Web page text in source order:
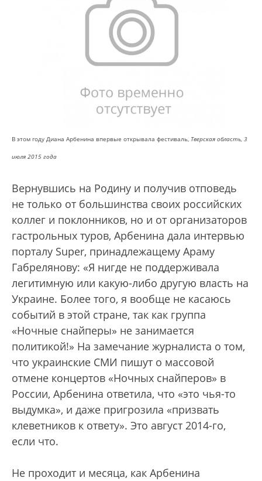
В этом году Диана Арбенина впервые открывала фестиваль, Тверская область, 3
июля 2015 года
Вернувшись на Родину и получив отповедь
не только от большинства своих российских
коллег и поклонников, но и от организаторов
гастрольных туров, Арбенина дала интервью
порталу Super, принадлежащему Араму
Габрелянову: «Я нигде не поддерживала
легитимную или какую-либо другую власть на
Украине. Более того, я вообще не касаюсь
событий в этой стране, так как группа
«Ночные снайперы» не занимается
политикой!» На замечание журналиста о том,
что украинские СМИ пишут о массовой
отмене концертов «Ночных снайперов» в
России, Арбенина ответила, что «это чья-то
выдумка», и даже пригрозила «призвать
клеветников к ответу». Это август 2014-го,
если что.
Не проходит и месяца, как Арбенина